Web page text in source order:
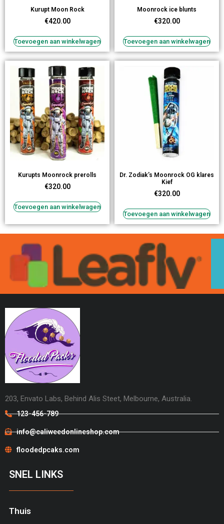
Kurupt Moon Rock
€420.00
Toevoegen aan winkelwagen
Moonrock ice blunts
€320.00
Toevoegen aan winkelwagen
Kurupts Moonrock prerolls
€320.00
Toevoegen aan winkelwagen
Dr. Zodiak’s Moonrock OG klares
Kief
€320.00
Toevoegen aan winkelwagen
203, Envato Labs, Behind Alis Steet, Melbourne, Australia.
123-456-789
info@caliweedonlineshop.com
floodedpcaks.com
SNEL LINKS
Thuis